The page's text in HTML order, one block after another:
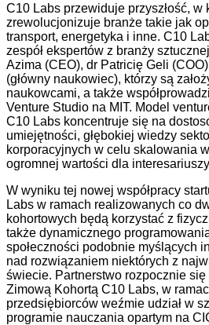
C10 Labs przewiduje przyszłość,
zrewolucjonizuje branże takie jak
transport, energetyka i inne. C10
zespół ekspertów z branży
Azima (CEO), dr Patricię Geli
(główny naukowiec), którzy są
naukowcami, a także
Venture Studio na MIT. Model
C10 Labs koncentruje się na
umiejętności, głębokiej wiedzy
korporacyjnych w celu skalowania
ogromnej wartości dla
W wyniku tej nowej współpracy
Labs w ramach realizowanych co
kohortowych będą korzystać z
także dynamicznego
społeczności podobnie myślących
nad rozwiązaniem niektórych z
świecie. Partnerstwo rozpocznie
Zimową Kohortą C10 Labs, w
przedsiębiorców weźmie udział w
programie nauczania opartym na